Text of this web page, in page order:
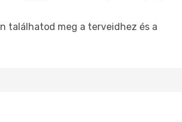
találhatod meg a terveidhez és a